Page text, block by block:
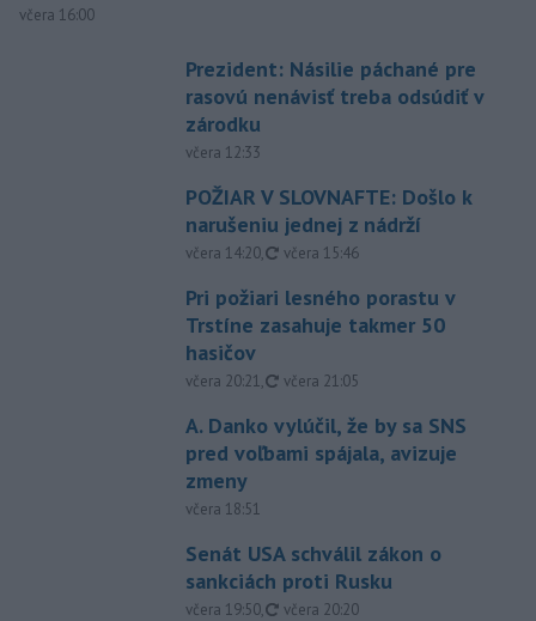
včera 16:00
Prezident: Násilie páchané pre
rasovú nenávisť treba odsúdiť v
zárodku
včera 12:33
POŽIAR V SLOVNAFTE: Došlo k
narušeniu jednej z nádrží
včera 14:20, aktualizované
včera 15:46
Pri požiari lesného porastu v
Trstíne zasahuje takmer 50
hasičov
včera 20:21, aktualizované
včera 21:05
A. Danko vylúčil, že by sa SNS
pred voľbami spájala, avizuje
zmeny
včera 18:51
Senát USA schválil zákon o
sankciách proti Rusku
včera 19:50, aktualizované
včera 20:20